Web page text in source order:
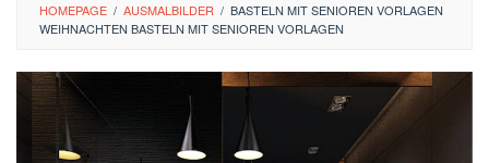
HOMEPAGE / AUSMALBILDER / BASTELN MIT SENIOREN VORLAGEN
WEIHNACHTEN BASTELN MIT SENIOREN VORLAGEN